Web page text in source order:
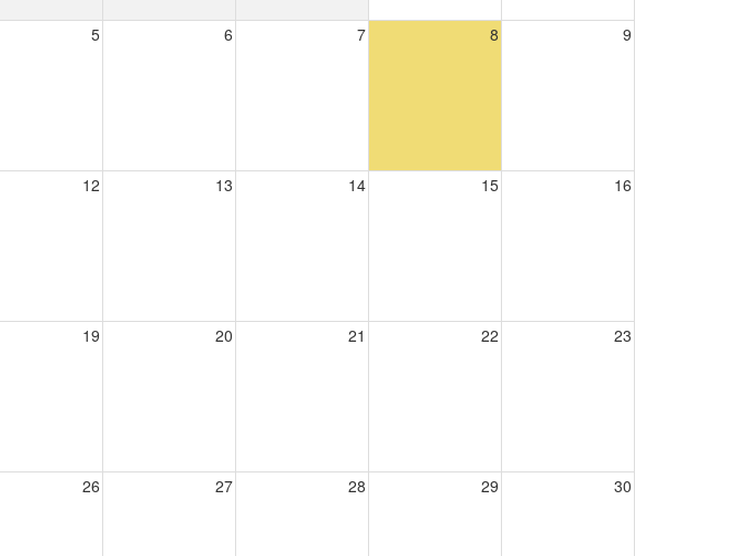
5 6 7 8 9
12 13 14 15 16
19 20 21 22 23
26 27 28 29 30